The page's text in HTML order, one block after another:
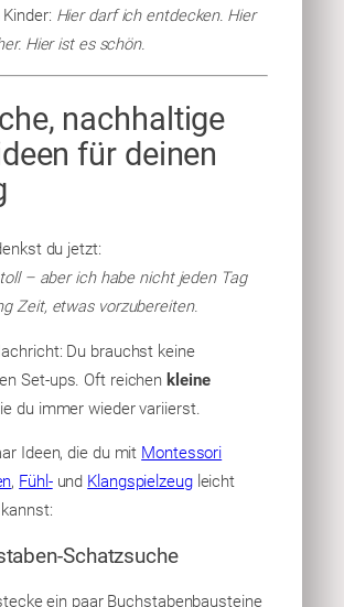
Hier darf ich entdecken. Hier
Hier ist es schön.
nachhaltige
für deinen
du jetzt:
– aber ich habe nicht jeden Tag
Zeit, etwas vorzubereiten.
Du brauchst keine
Set-ups. Oft reichen kleine
du immer wieder variierst.
Ideen, die du mit Montessori
, Fühl-und Klangspielzeugleicht
Schatzsuche
ein paar Buchstabenbausteine